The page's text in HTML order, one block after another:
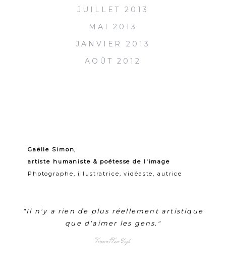
JUILLET 2013
MAI 2013
JANVIER 2013
AOÛT 2012
Gaëlle Simon,
artiste humaniste & poétesse de l'image
Photographe, illustratrice, vidéaste, autrice
"Il n'y a rien de plus réellement artistique
que d'aimer les gens."
Vincent Van Gogh